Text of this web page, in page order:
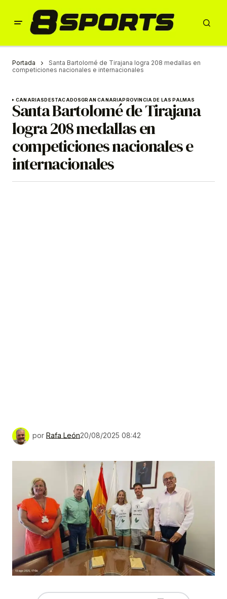
Portada
Santa Bartolomé de Tirajana logra 208 medallas en
competiciones nacionales e internacionales
CANARIASDESTACADOSGRAN CANARIAPROVINCIA DE LAS PALMAS
Santa Bartolomé de Tirajana
logra 208 medallas en
competiciones nacionales e
internacionales
por Rafa León20/08/2025 08:42